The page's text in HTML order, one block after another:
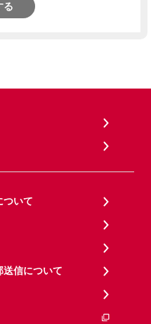
る
ついて
送信について